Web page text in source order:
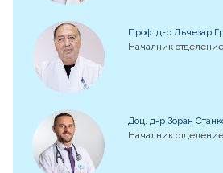
Проф. д-р Лъчезар
Началник отделение
Доц. д-р Зоран
Началник отделение